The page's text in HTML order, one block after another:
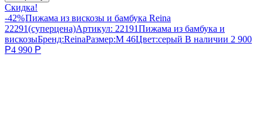
Скидка!
-42%Пижама из вискозы и бамбука Reina
22291(суперцена)Артикул: 22191Пижама из бамбука и
вискозыБренд:ReinaРазмер:M 46Цвет:серый В наличии 2 900
Р4 990 Р